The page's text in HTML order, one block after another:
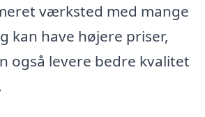
værksted med mange
kan have højere priser,
også levere bedre kvalitet